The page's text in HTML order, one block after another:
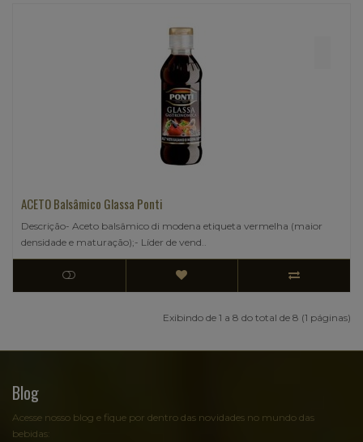
ACETO Balsâmico Glassa Ponti
Descrição- Aceto balsâmico di modena etiqueta vermelha (maior
densidade e maturação);- Líder de vend..
Exibindo de 1 a 8 do total de 8 (1 páginas)
Blog
Acesse nosso blog e fique por dentro das novidades no mundo das
bebidas: